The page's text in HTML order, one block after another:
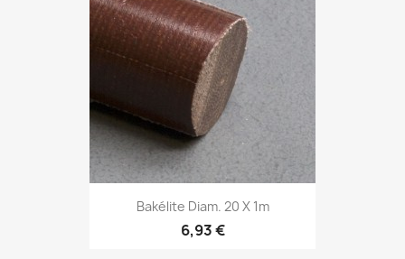
Bakélite Diam. 20 X 1m
6,93 €